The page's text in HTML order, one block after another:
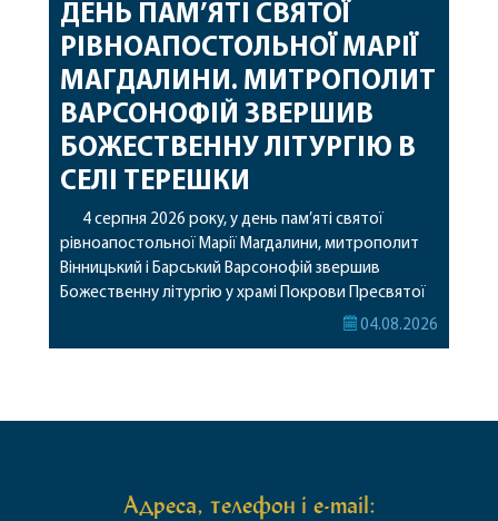
ДЕНЬ ПАМ’ЯТІ СВЯТОЇ
РІВНОАПОСТОЛЬНОЇ МАРІЇ
МАГДАЛИНИ. МИТРОПОЛИТ
ВАРСОНОФІЙ ЗВЕРШИВ
БОЖЕСТВЕННУ ЛІТУРГІЮ В
СЕЛІ ТЕРЕШКИ
4 серпня 2026 року, у день пам’яті святої
рівноапостольної Марії Магдалини, митрополит
Вінницький і Барський Варсонофій звершив
Божественну літургію у храмі Покрови Пресвятої
Богородиці села Терешки Барського благочиння.
04.08.2026
Адреса, телефон і e-mail: